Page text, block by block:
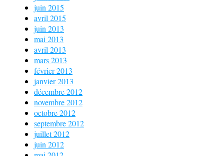
juin 2015
avril 2015
juin 2013
mai 2013
avril 2013
mars 2013
février 2013
janvier 2013
décembre 2012
novembre 2012
octobre 2012
septembre 2012
juillet 2012
juin 2012